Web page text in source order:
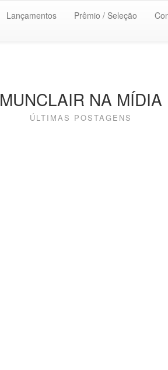
Lançamentos Prêmio / Seleção
MUNCLAIR NA MÍDIA
ÚLTIMAS POSTAGENS